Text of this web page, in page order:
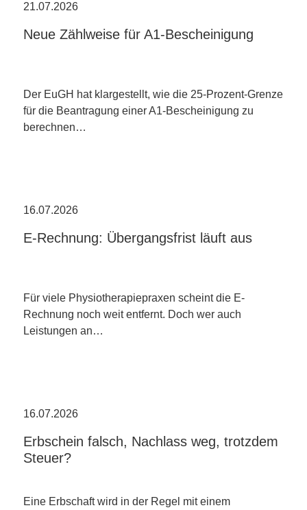
21.07.2026
Neue Zählweise für A1-Bescheinigung
Der EuGH hat klargestellt, wie die 25-Prozent-Grenze
für die Beantragung einer A1-Bescheinigung zu
berechnen…
16.07.2026
E-Rechnung: Übergangsfrist läuft aus
Für viele Physiotherapiepraxen scheint die E-
Rechnung noch weit entfernt. Doch wer auch
Leistungen an…
16.07.2026
Erbschein falsch, Nachlass weg, trotzdem
Steuer?
Eine Erbschaft wird in der Regel mit einem